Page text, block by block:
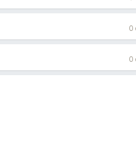
0
0